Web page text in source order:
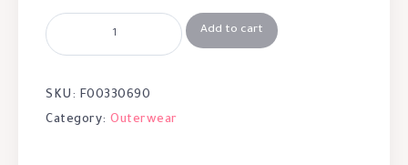
Add to cart
SKU: F00330690
Category: Outerwear